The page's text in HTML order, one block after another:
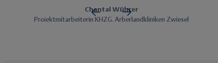
Chantal Wührer
Projektmitarbeiterin KHZG, Arberlandkliniken Zwiesel